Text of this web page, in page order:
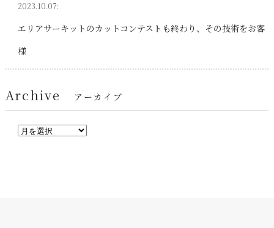
2023.10.07:
エリアサーキットのカットコンテストも終わり、その技術をお客
様
Archive アーカイブ